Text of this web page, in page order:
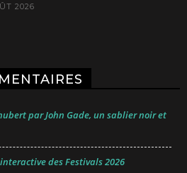
2026
par John Gade, un sablier noir et
des Festivals 2026